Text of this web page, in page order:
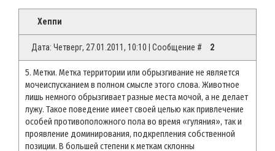
Хеппи
Дата: Четверг, 27.01.2011, 10:10 | Сообщение # 2
5. Метки. Метка территории или обрызгивание не является
мочеиспусканием в полном смысле этого слова. Животное
лишь немного обрызгивает разные места мочой, а не делает
лужу. Такое поведение имеет своей целью как привлечение
особей противоположного пола во время «гуляния», так и
проявление доминирования, подкрепления собственной
позиции. В большей степени к меткам склонны